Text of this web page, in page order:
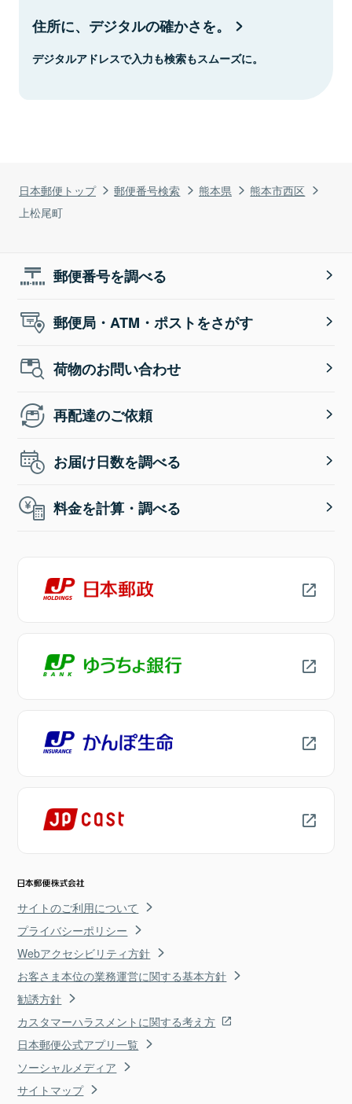
日本郵便トップ 郵便番号検索 熊本県
熊本市西区
上松尾町
住所に、デジタルの確かさを。
デジタルアドレスで入力も検索もスムーズに。
郵便番号を調べる
郵便局・ATM・ポストをさがす
荷物のお問い合わせ
再配達のご依頼
お届け日数を調べる
料金を計算・調べる
サイトのご利用について
プライバシーポリシー
Webアクセシビリティ方針
お客さま本位の業務運営に関する基本方針
勧誘方針
カスタマーハラスメントに関する考え方
日本郵便公式アプリ一覧
ソーシャルメディア
サイトマップ